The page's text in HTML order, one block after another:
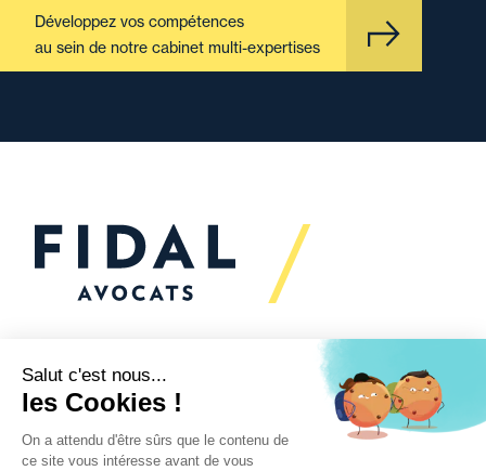
Développez vos compétences
au sein de notre cabinet multi-expertises
Vous souhaitez échanger
avec nous ?
Nous sommes